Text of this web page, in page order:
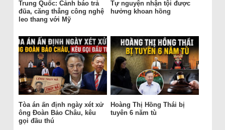
Trung Quốc: Cảnh báo trả
đũa, căng thẳng công nghệ
leo thang với Mỹ
Tự nguyện nhận tội được
hưởng khoan hồng
Tòa án ấn định ngày xét xử
ông Đoàn Bảo Châu, kêu
gọi đầu thú
Hoàng Thị Hồng Thái bị
tuyên 6 năm tù